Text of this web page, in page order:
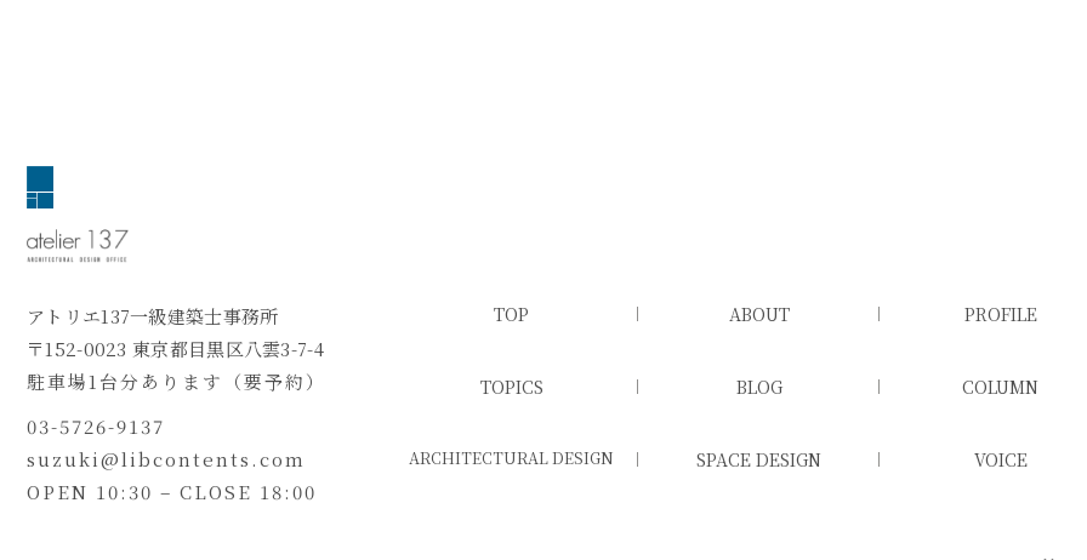
アトリエ137一級建築士事務所
〒152-0023 東京都目黒区八雲3-7-4
駐車場1台分あります（要予約）
03-5726-9137
suzuki@libcontents.com
OPEN 10:30 – CLOSE 18:00
TOP ABOUT PROFILE
TOPICS BLOG COLUMN
ARCHITECTURAL DESIGN SPACE DESIGN VOICE